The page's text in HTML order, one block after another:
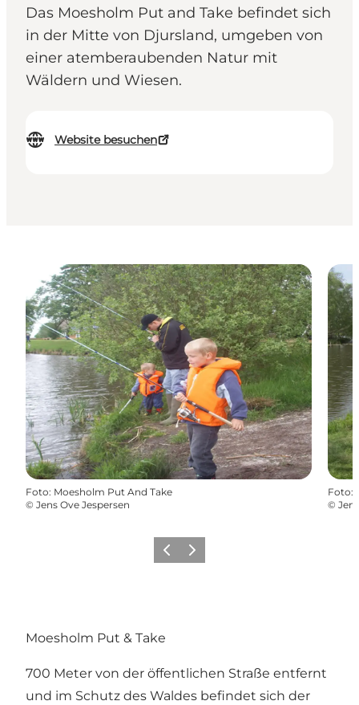
Das Moesholm Put and Take befindet sich
in der Mitte von Djursland, umgeben von
einer atemberaubenden Natur mit
Wäldern und Wiesen.
Website besuchen
Foto: Moesholm Put And Take
© Jens Ove Jespersen
Foto:
©
ZurückWeiter
Moesholm Put & Take
700 Meter von der öffentlichen Straße entfernt
und im Schutz des Waldes befindet sich der